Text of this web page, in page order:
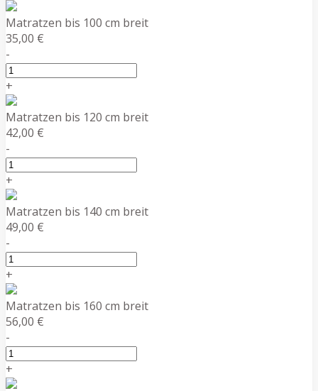
Matratzen bis 100 cm breit
35,00 €
-
+
Matratzen bis 120 cm breit
42,00 €
-
+
Matratzen bis 140 cm breit
49,00 €
-
+
Matratzen bis 160 cm breit
56,00 €
-
+